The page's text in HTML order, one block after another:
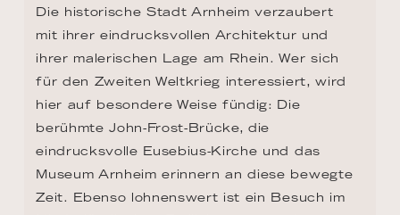
Die historische Stadt Arnheim verzaubert
mit ihrer eindrucksvollen Architektur und
ihrer malerischen Lage am Rhein. Wer sich
für den Zweiten Weltkrieg interessiert, wird
hier auf besondere Weise fündig: Die
berühmte John-Frost-Brücke, die
eindrucksvolle Eusebius-Kirche und das
Museum Arnheim erinnern an diese bewegte
Zeit. Ebenso lohnenswert ist ein Besuch im